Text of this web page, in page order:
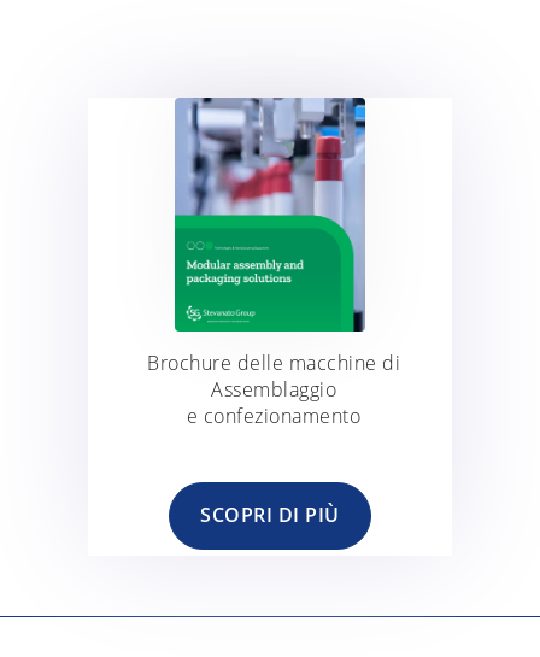
Brochure delle macchine di
Assemblaggio
e confezionamento
SCOPRI DI PIÙ